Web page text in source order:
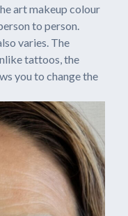
art makeup colour
to person.
varies. The
tattoos, the
you to change the